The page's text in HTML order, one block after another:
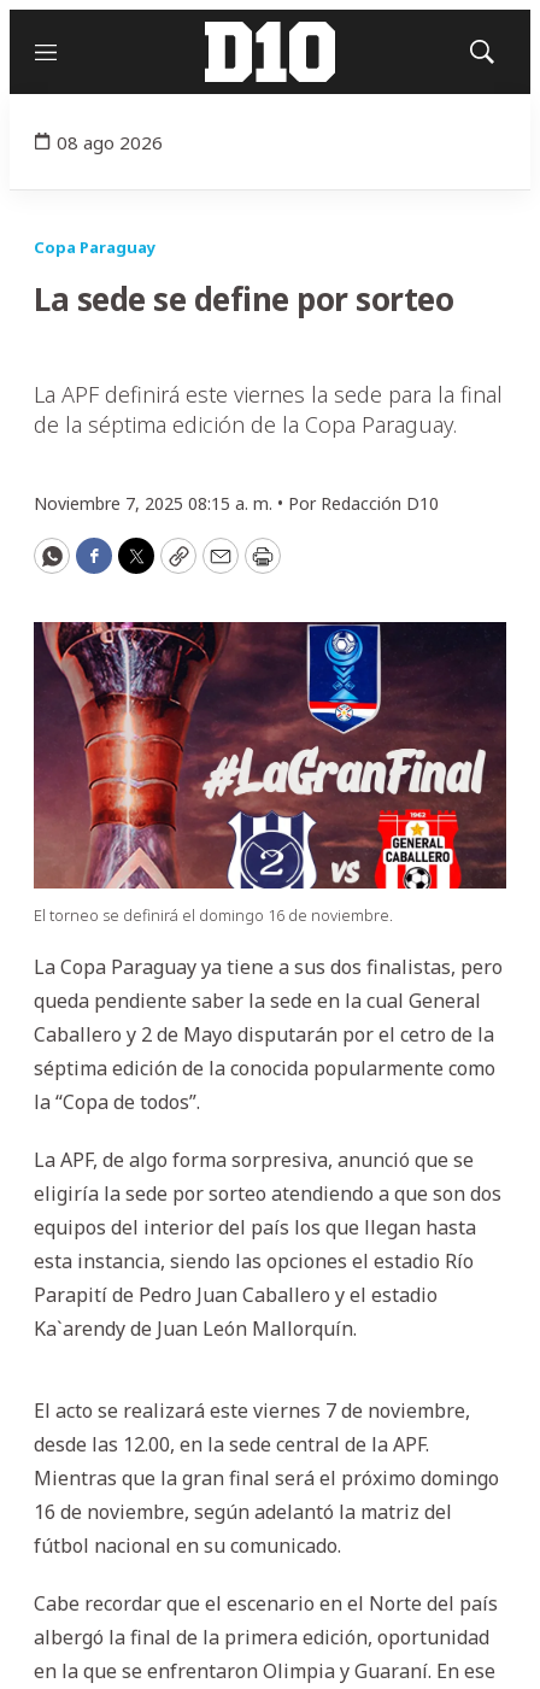
Menú
Mostrar
08 ago 2026
Copa Paraguay
La sede se define por sorteo
La APF definirá este viernes la sede para la final
de la séptima edición de la Copa Paraguay.
Noviembre 7, 2025 08:15 a. m. • Por Redacción D10
WhatsApp
Facebook
Twitter
CopyEmailPrint
El torneo se definirá el domingo 16 de noviembre.
La Copa Paraguay ya tiene a sus dos finalistas, pero
queda pendiente saber la sede en la cual General
Caballero y 2 de Mayo disputarán por el cetro de la
séptima edición de la conocida popularmente como
la “Copa de todos”.
La APF, de algo forma sorpresiva, anunció que se
eligiría la sede por sorteo atendiendo a que son dos
equipos del interior del país los que llegan hasta
esta instancia, siendo las opciones el estadio Río
Parapití de Pedro Juan Caballero y el estadio
Ka`arendy de Juan León Mallorquín.
El acto se realizará este viernes 7 de noviembre,
desde las 12.00, en la sede central de la APF.
Mientras que la gran final será el próximo domingo
16 de noviembre, según adelantó la matriz del
fútbol nacional en su comunicado.
Cabe recordar que el escenario en el Norte del país
albergó la final de la primera edición, oportunidad
en la que se enfrentaron Olimpia y Guaraní. En ese